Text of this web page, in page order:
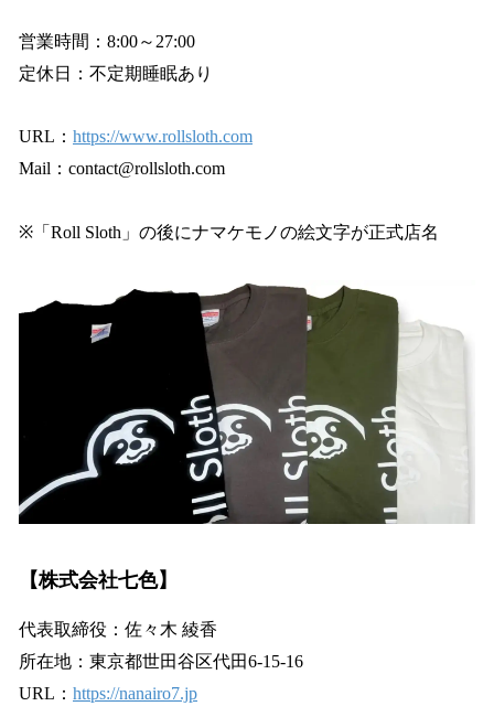
営業時間：8:00～27:00
定休日：不定期睡眠あり
URL： https://www.rollsloth.com
Mail：contact@rollsloth.com
※「Roll Sloth」の後にナマケモノの絵文字が正式店名
【株式会社七色】
代表取締役：佐々木 綾香
所在地：東京都世田谷区代田6-15-16
URL： https://nanairo7.jp